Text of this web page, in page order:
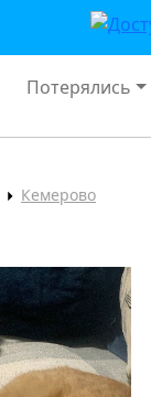
Потерялись
Кемерово